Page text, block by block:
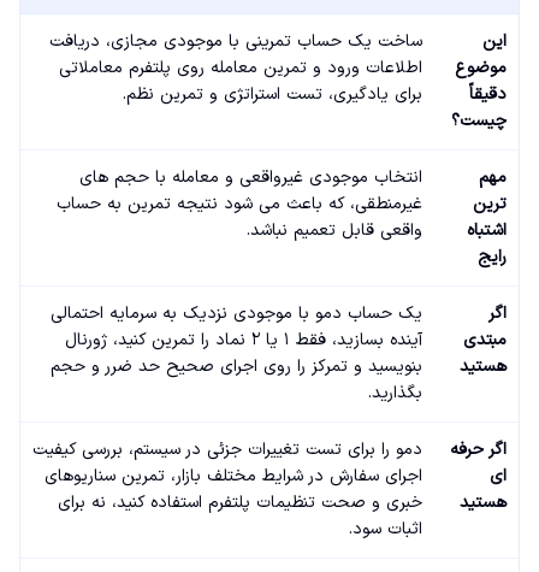
این
موضوع
دقیقاً
چیست؟
ساخت یک حساب تمرینی با موجودی مجازی، دریافت
اطلاعات ورود و تمرین معامله روی پلتفرم معاملاتی
برای یادگیری، تست استراتژی و تمرین نظم.
مهم
ترین
اشتباه
رایج
انتخاب موجودی غیرواقعی و معامله با حجم های
غیرمنطقی، که باعث می شود نتیجه تمرین به حساب
واقعی قابل تعمیم نباشد.
اگر
مبتدی
هستید
یک حساب دمو با موجودی نزدیک به سرمایه احتمالی
آینده بسازید، فقط ۱ یا ۲ نماد را تمرین کنید، ژورنال
بنویسید و تمرکز را روی اجرای صحیح حد ضرر و حجم
بگذارید.
اگر حرفه
ای
هستید
دمو را برای تست تغییرات جزئی در سیستم، بررسی کیفیت
اجرای سفارش در شرایط مختلف بازار، تمرین سناریوهای
خبری و صحت تنظیمات پلتفرم استفاده کنید، نه برای
اثبات سود.